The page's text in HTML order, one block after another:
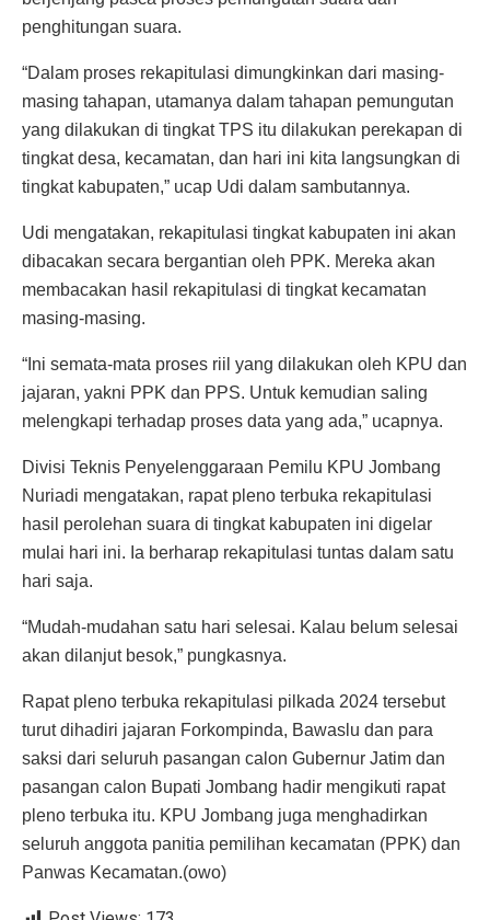
penghitungan suara.
“Dalam proses rekapitulasi dimungkinkan dari masing-
masing tahapan, utamanya dalam tahapan pemungutan
yang dilakukan di tingkat TPS itu dilakukan perekapan di
tingkat desa, kecamatan, dan hari ini kita langsungkan di
tingkat kabupaten,” ucap Udi dalam sambutannya.
Udi mengatakan, rekapitulasi tingkat kabupaten ini akan
dibacakan secara bergantian oleh PPK. Mereka akan
membacakan hasil rekapitulasi di tingkat kecamatan
masing-masing.
“Ini semata-mata proses riil yang dilakukan oleh KPU dan
jajaran, yakni PPK dan PPS. Untuk kemudian saling
melengkapi terhadap proses data yang ada,” ucapnya.
Divisi Teknis Penyelenggaraan Pemilu KPU Jombang
Nuriadi mengatakan, rapat pleno terbuka rekapitulasi
hasil perolehan suara di tingkat kabupaten ini digelar
mulai hari ini. Ia berharap rekapitulasi tuntas dalam satu
hari saja.
“Mudah-mudahan satu hari selesai. Kalau belum selesai
akan dilanjut besok,” pungkasnya.
Rapat pleno terbuka rekapitulasi pilkada 2024 tersebut
turut dihadiri jajaran Forkompinda, Bawaslu dan para
saksi dari seluruh pasangan calon Gubernur Jatim dan
pasangan calon Bupati Jombang hadir mengikuti rapat
pleno terbuka itu. KPU Jombang juga menghadirkan
seluruh anggota panitia pemilihan kecamatan (PPK) dan
Panwas Kecamatan.(owo)